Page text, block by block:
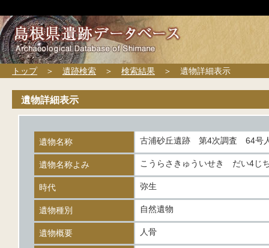
トップ＞ 遺跡検索 ＞ 検索結果 ＞ 遺物詳細表示
遺物詳細表示
遺物名称 古浦砂丘遺跡 第4次調査 64号
遺物名称よみ こうらさきゅういせき だい4じ
時代 弥生
遺物種別 自然遺物
遺物概要 人骨